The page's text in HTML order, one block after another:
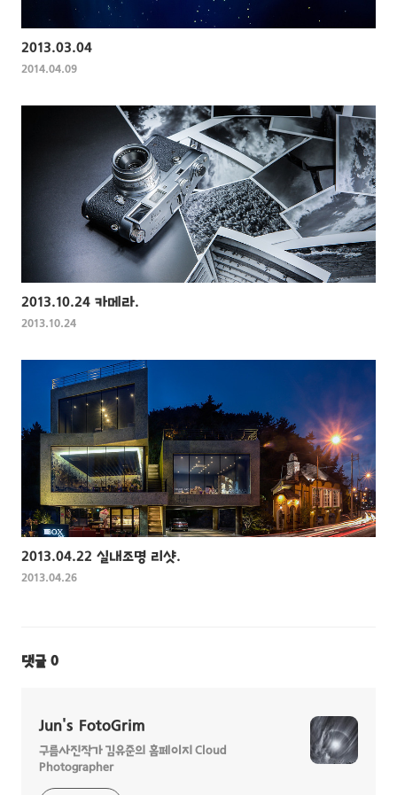
2013.03.04
2014.04.09
2013.10.24 카메라.
2013.10.24
2013.04.22 실내조명 리샷.
2013.04.26
댓글 0
Jun's FotoGrim
구름사진작가 김유준의 홈페이지 Cloud
Photographer